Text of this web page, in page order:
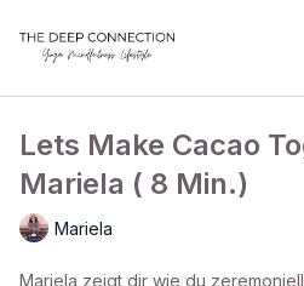
Lets Make Cacao
Mariela ( 8 Min.)
Mariela
Mariela zeigt dir wie du